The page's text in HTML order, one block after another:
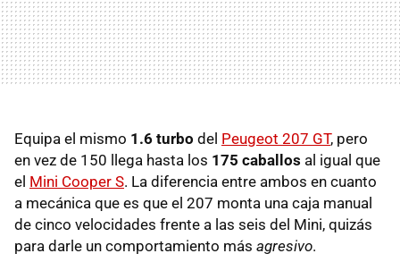
Equipa el mismo 1.6 turbo del Peugeot 207 GT, pero
en vez de 150 llega hasta los 175 caballos al igual que
el Mini Cooper S. La diferencia entre ambos en cuanto
a mecánica que es que el 207 monta una caja manual
de cinco velocidades frente a las seis del Mini, quizás
para darle un comportamiento más agresivo.